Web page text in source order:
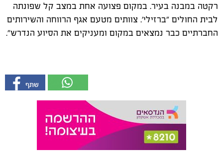
רקטה במבנה בעיר. במקום פצועה אחת במצב קל שפונתה
לבית החולים "ברזילי'. צוותים מטעם אגף הרווחה והשירותים
החברתיים כבר נמצאים במקום ומעניקים את הסיוע הנדרש".